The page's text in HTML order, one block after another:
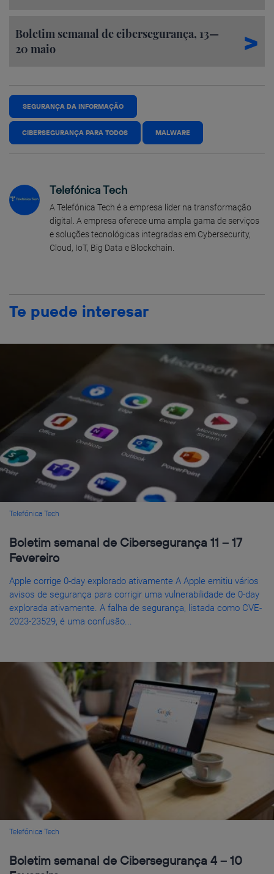
Boletim semanal de cibersegurança, 13—
20 maio
SEGURANÇA DA INFORMAÇÃO
CIBERSEGURANÇA PARA TODOS MALWARE
Telefónica Tech
A Telefónica Tech é a empresa líder na transformação
digital. A empresa oferece uma ampla gama de serviços
e soluções tecnológicas integradas em Cybersecurity,
Cloud, IoT, Big Data e Blockchain.
Te puede interesar
Telefónica Tech
Boletim semanal de Cibersegurança 11 – 17
Fevereiro
Apple corrige 0-day explorado ativamente A Apple emitiu vários
avisos de segurança para corrigir uma vulnerabilidade de 0-day
explorada ativamente. A falha de segurança, listada como CVE-
2023-23529, é uma confusão...
Telefónica Tech
Boletim semanal de Cibersegurança 4 – 10